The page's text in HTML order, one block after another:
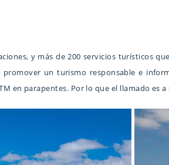
y más de 200 servicios turísticos
un turismo responsable e
en parapentes. Por lo que el llamado es